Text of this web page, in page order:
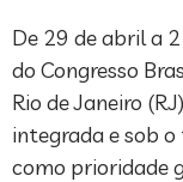
De 29 de abril a
do Congresso
Rio de Janeiro
integrada e sob
como prioridade